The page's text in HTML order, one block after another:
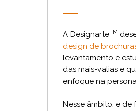
A DesignarteTM
design de
levantamento e
das mais-valias e
enfoque na
Nesse âmbito, e